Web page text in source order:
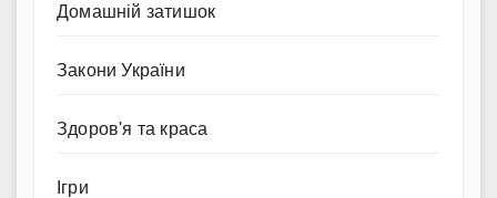
Домашній затишок
Закони України
Здоров'я та краса
Ігри